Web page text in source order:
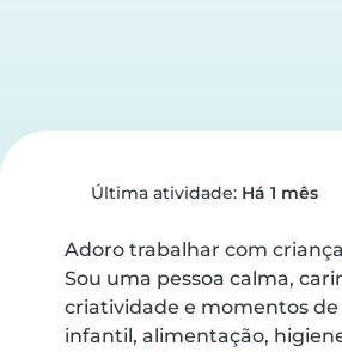
Última atividade: Há 1 mês
Adoro trabalhar com
Sou uma pessoa calma,
criatividade e momentos
infantil, alimentação,